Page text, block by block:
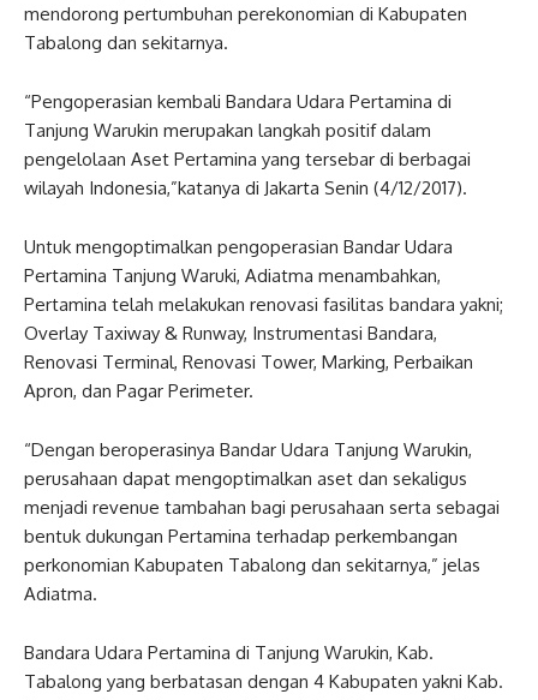
mendorong pertumbuhan perekonomian di Kabupaten
Tabalong dan sekitarnya.
“Pengoperasian kembali Bandara Udara Pertamina di
Tanjung Warukin merupakan langkah positif dalam
pengelolaan Aset Pertamina yang tersebar di berbagai
wilayah Indonesia,”katanya di Jakarta Senin (4/12/2017).
Untuk mengoptimalkan pengoperasian Bandar Udara
Pertamina Tanjung Waruki, Adiatma menambahkan,
Pertamina telah melakukan renovasi fasilitas bandara yakni;
Overlay Taxiway & Runway, Instrumentasi Bandara,
Renovasi Terminal, Renovasi Tower, Marking, Perbaikan
Apron, dan Pagar Perimeter.
“Dengan beroperasinya Bandar Udara Tanjung Warukin,
perusahaan dapat mengoptimalkan aset dan sekaligus
menjadi revenue tambahan bagi perusahaan serta sebagai
bentuk dukungan Pertamina terhadap perkembangan
perkonomian Kabupaten Tabalong dan sekitarnya,” jelas
Adiatma.
Bandara Udara Pertamina di Tanjung Warukin, Kab.
Tabalong yang berbatasan dengan 4 Kabupaten yakni Kab.